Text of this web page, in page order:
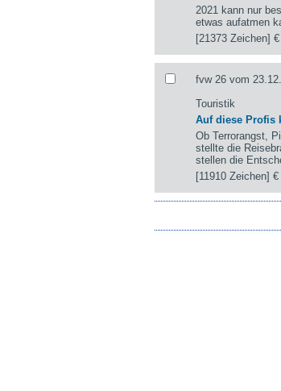
2021 kann nur
etwas aufatmen
[21373 Zeichen]
fvw 26 vom
Touristik
Auf diese Profis
Ob Terrorangst,
stellte die
stellen die
[11910 Zeichen]€